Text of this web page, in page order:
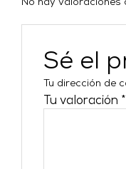
No hay valoraciones
Sé el
Tu dirección de
Tu valoración *